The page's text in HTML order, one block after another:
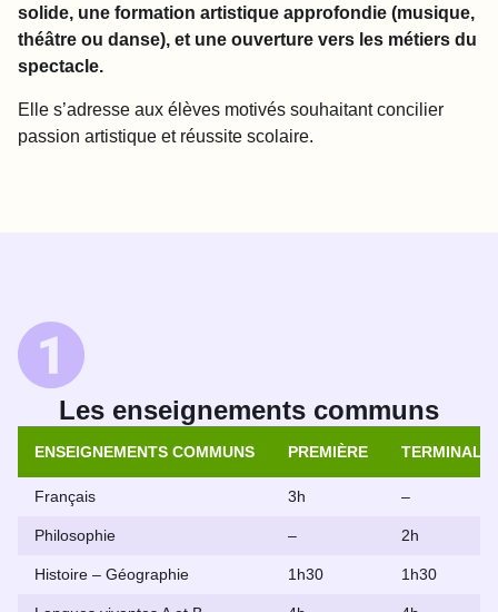
solide, une formation artistique approfondie (musique,
théâtre ou danse), et une ouverture vers les métiers du
spectacle.
Elle s’adresse aux élèves motivés souhaitant concilier
passion artistique et réussite scolaire.
Les enseignements communs
ENSEIGNEMENTS COMMUNS PREMIÈRE TERMINALE
Français 3h –
Philosophie – 2h
Histoire – Géographie 1h30 1h30